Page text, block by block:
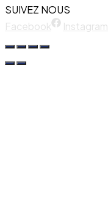
SUIVEZ NOUS
Facebook
Instagram